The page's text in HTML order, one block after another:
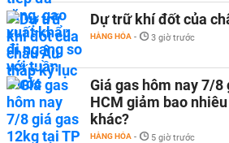
Dự trữ khí đốt của
HÀNG HÓA - 3 giờ trước
Giá gas hôm nay 7/8
HCM giảm bao
khác?
HÀNG HÓA - 5 giờ trước